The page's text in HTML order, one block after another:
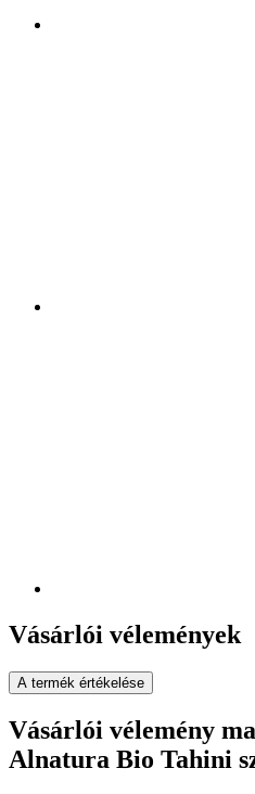
Vásárlói vélemények
A termék értékelése
Vásárlói vélemény
Alnatura Bio Tahini